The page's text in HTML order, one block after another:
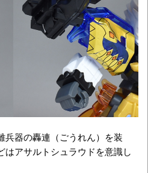
兵器の轟連（ごうれん）を装
アサルトシュラウドを意識し